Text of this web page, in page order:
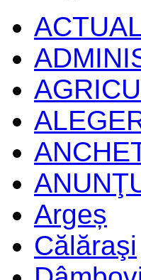
Argeș
Călăraşi